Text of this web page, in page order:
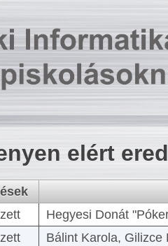
elért
Hegyesi Donát
Bálint Karola, Gilizce